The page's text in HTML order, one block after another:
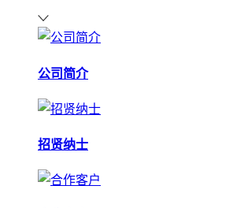
公司简介
招贤纳士